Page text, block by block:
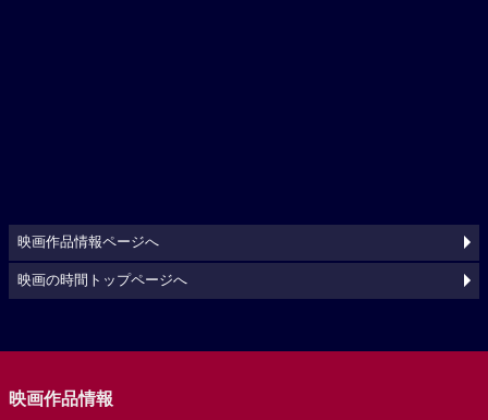
映画作品情報ページへ
映画の時間トップページへ
映画作品情報